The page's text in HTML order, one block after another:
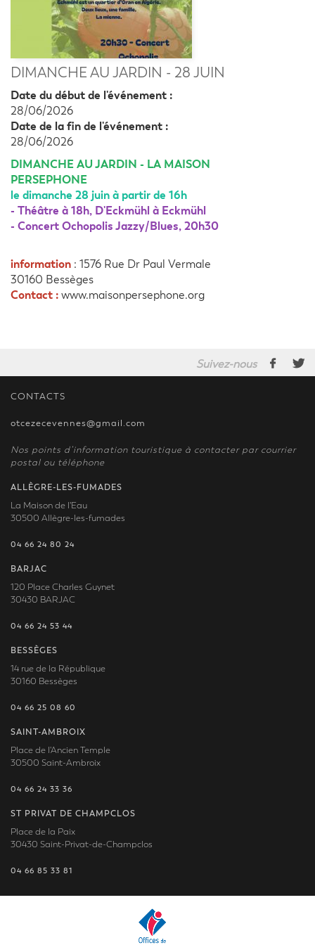
DIMANCHE AU JARDIN - 28 JUIN
Date du début de l'événement :
28/06/2026
Date de la fin de l'événement :
28/06/2026
DIMANCHE AU JARDIN - LA MAISON
PERSEPHONE
le dimanche 28 juin à partir de 16h
- Théâtre à 18h, D'Eckmühl à Eckmühl
- Concert Ochopolis Jazzy/Blues, 20h30
information : 1576 Rue Dr Paul Vermale
30160 Bessèges
Contact : www.maisonpersephone.org
Suivez-nous
CONTACTS
otcezecevennes@gmail.com
Nos points d’information touristique à contacter par courrier
postal ou téléphone
ALLÈGRE-LES-FUMADES
La Maison de l'Eau
30500 Allègre-les-fumades
04 66 24 80 24
BARJAC
120 Place Charles Guynet
30430 BARJAC
04 66 24 53 44
BESSÈGES
14 rue de la République
30160 Bessèges
04 66 25 08 60
SAINT-AMBROIX
Place de l'Ancien Temple
30500 Saint-Ambroix
04 66 24 33 36
ST PRIVAT DE CHAMPCLOS
Place de la Paix
30430 Saint-Privat-de-Champclos
04 66 85 33 81